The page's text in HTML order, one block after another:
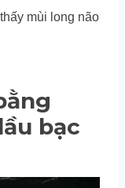
mùi long não
bạc